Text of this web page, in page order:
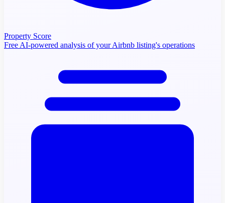
Property Score
Free AI-powered analysis of your Airbnb listing's operations